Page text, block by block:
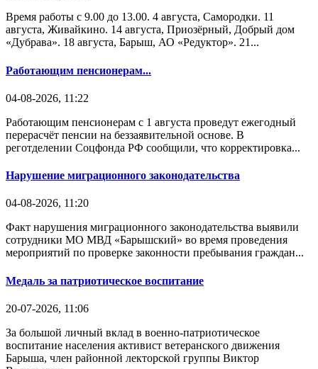
Время работы с 9.00 до 13.00. 4 августа, Самородки. 11
августа, Живайкино. 14 августа, Приозёрный, Добрый дом
«Дубрава». 18 августа, Барыш, АО «Редуктор». 21...
Работающим пенсионерам...
04-08-2026, 11:22
Работающим пенсионерам с 1 августа проведут ежегодный
перерасчёт пенсии на беззаявительной основе. В
реготделении Соцфонда РФ сообщили, что корректировка...
Нарушение миграционного законодательства
04-08-2026, 11:20
Факт нарушения миграционного законодательства выявили
сотрудники МО МВД «Барышский» во время проведения
мероприятий по проверке законности пребывания граждан...
Медаль за патриотическое воспитание
20-07-2026, 11:06
За большой личный вклад в военно-патриотическое
воспитание населения активист ветеранского движения
Барыша, член районной лекторской группы Виктор